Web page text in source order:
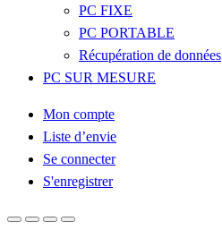
PC FIXE
PC PORTABLE
Récupération de données
PC SUR MESURE
Mon compte
Liste d’envie
Se connecter
S'enregistrer